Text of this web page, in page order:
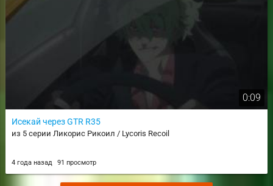
0:09
Исекай через GTR R35
из 5 серии Ликорис Рикоил / Lycoris Recoil
4 года назад 91 просмотр